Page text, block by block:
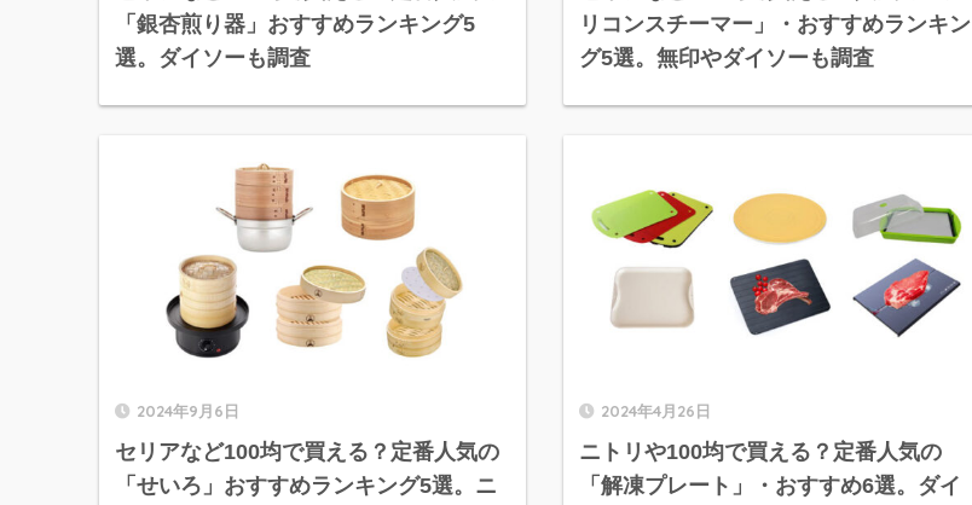
「銀杏煎り器」おすすめランキング5
選。ダイソーも調査
リコンスチーマー」・おすすめランキン
グ5選。無印やダイソーも調査
2024年9月6日
セリアなど100均で買える？定番人気の
「せいろ」おすすめランキング5選。ニ
2024年4月26日
ニトリや100均で買える？定番人気の
「解凍プレート」・おすすめ6選。ダイ